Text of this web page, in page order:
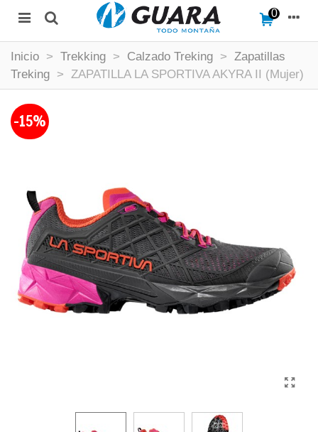
0
Inicio > Trekking > Calzado Treking > Zapatillas
Treking > ZAPATILLA LA SPORTIVA AKYRA II (Mujer)
-15%